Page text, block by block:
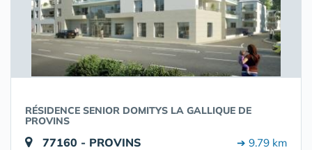
RÉSIDENCE SENIOR DOMITYS LA GALLIQUE DE
PROVINS
77160 - PROVINS ➔ 9.79 km